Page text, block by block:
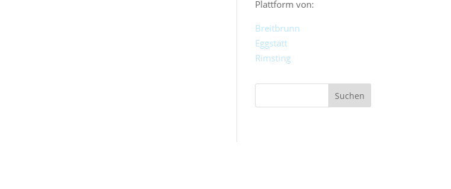
Plattform von:
Breitbrunn
Eggstätt
Rimsting